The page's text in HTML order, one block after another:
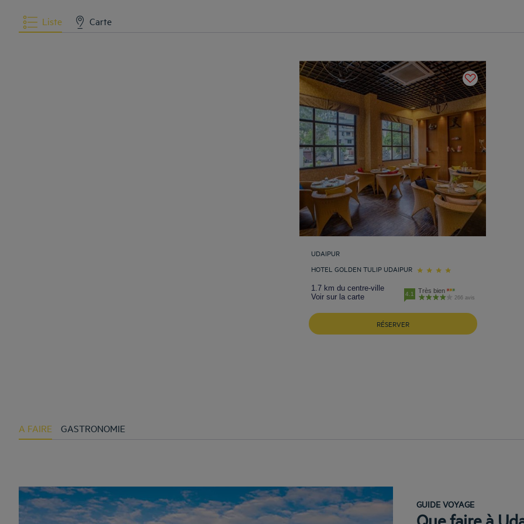
Liste Carte
UDAIPUR
HOTEL GOLDEN TULIP UDAIPUR
1.7 km du centre-ville
Voir sur la carte
4.1 Très bien
266 avis
RÉSERVER
A FAIRE GASTRONOMIE
GUIDE VOYAGE